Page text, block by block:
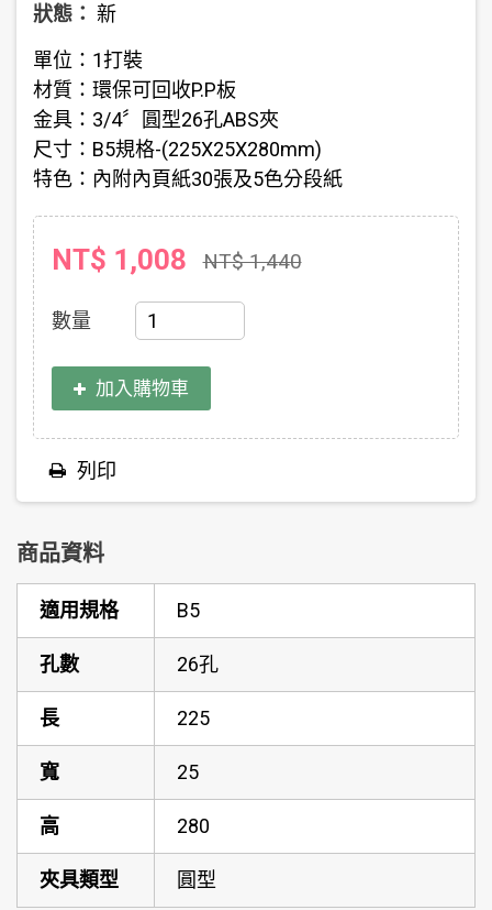
狀態： 新
單位：1打裝
材質：環保可回收P.P板
金具：3/4〞圓型26孔ABS夾
尺寸：B5規格-(225X25X280mm)
特色：內附內頁紙30張及5色分段紙
NT$ 1,008 NT$ 1,440
數量
加入購物車
列印
商品資料
適用規格 B5
孔數 26孔
長 225
寬 25
高 280
夾具類型 圓型